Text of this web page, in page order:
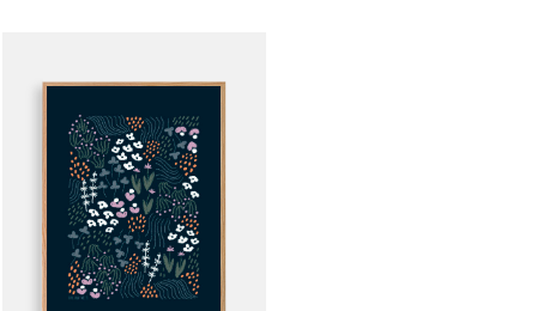
useampi
muunnelma.
valinnat
tuotteen